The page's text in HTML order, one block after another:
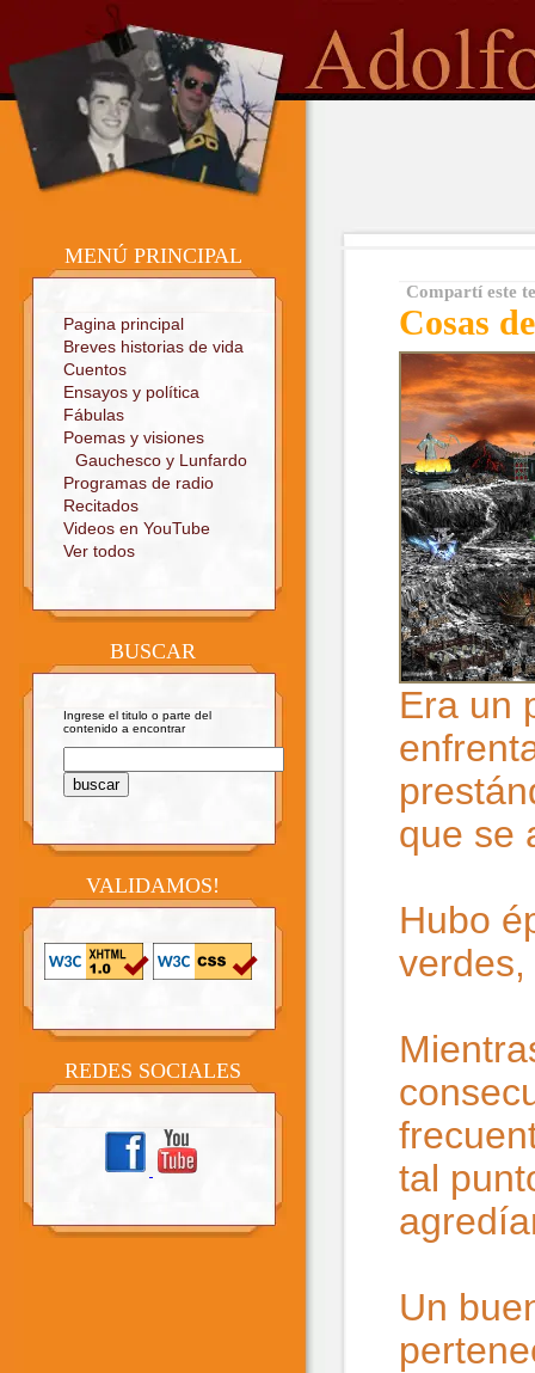
Sitio oficial
MENÚ PRINCIPAL
Pagina principal
Breves historias de vida
Cuentos
Ensayos y política
Fábulas
Poemas y visiones
Gauchesco y Lunfardo
Programas de radio
Recitados
Videos en YouTube
Ver todos
BUSCAR
Ingrese el titulo o parte del
contenido a encontrar
VALIDAMOS!
REDES SOCIALES
Compartí este
Cosas
Era un
que se
Hubo
tal
Un